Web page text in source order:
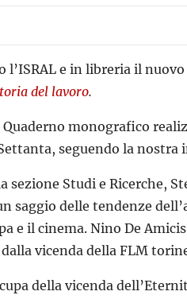
l’ISRAL e in libreria il
del lavoro.
monografico
seguendo la
sezione Studi e Ricerche,
saggio delle tendenze
e il cinema. Nino De
vicenda della FLM
della vicenda